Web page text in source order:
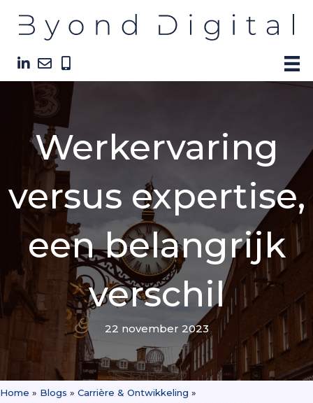
Werkervaring
versus expertise,
een belangrijk
verschil
22 november 2023
Home » Blogs » Carrière & Ontwikkeling »